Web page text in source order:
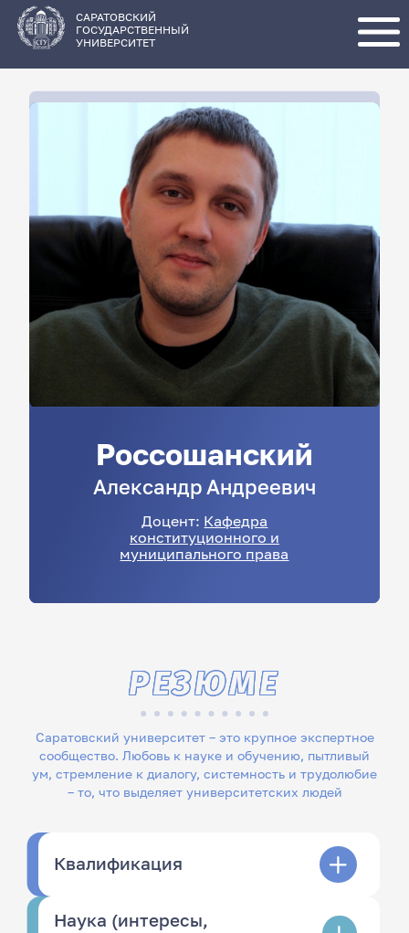
основному
содержанию
САРАТОВСКИЙ
ГОСУДАРСТВЕННЫЙ
УНИВЕРСИТЕТ
Россошанский
Александр Андреевич
Доцент: Кафедра
конституционного и
муниципального права
Саратовский университет – это крупное экспертное
сообщество. Любовь к науке и обучению, пытливый
ум, стремление к диалогу, системность и трудолюбие
– то, что выделяет университетских людей
РЕЗЮМЕ
Квалификация
Наука (интересы,